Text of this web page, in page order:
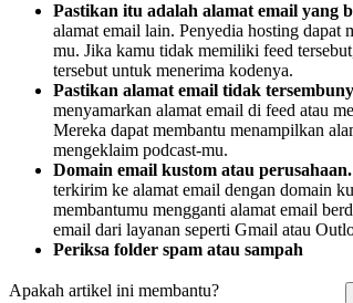
Pastikan itu adalah alamat email yang
alamat email lain. Penyedia hosting dapat
mu. Jika kamu tidak memiliki feed
tersebut untuk menerima kodenya.
Pastikan alamat email tidak
menyamarkan alamat email di feed atau
Mereka dapat membantu menampilkan
mengeklaim podcast-mu.
Domain email kustom atau perusahaan.
terkirim ke alamat email dengan domain
membantumu mengganti alamat email
email dari layanan seperti Gmail atau
Periksa folder spam atau sampah
Apakah artikel ini membantu?